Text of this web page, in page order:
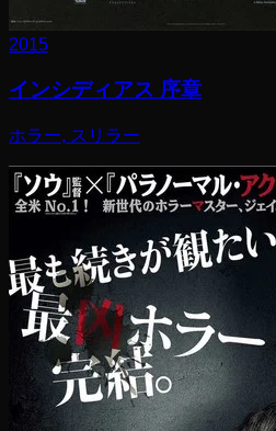
2015
インシディアス 序章
ホラー, スリラー